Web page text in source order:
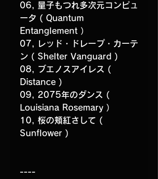
06, 量子もつれ多次元コンピュ
ータ ( Quantum
Entanglement ）
07, レッド・ドレープ・カーテ
ン ( Shelter Vanguard )
08, ブエノスアイレス (
Distance )
09, 2075年のダンス (
Louisiana Rosemary ）
10, 桜の頬紅さして (
Sunflower )
----